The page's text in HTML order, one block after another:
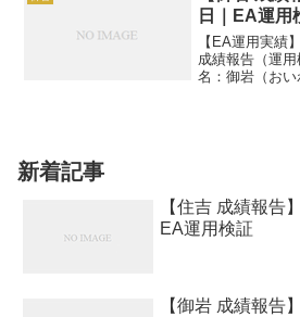
日｜EA運用
【EA運用実績
成績報告（運
名：御岩（おい
新着記事
【住吉 成績報告
EA運用検証
【御岩 成績報告